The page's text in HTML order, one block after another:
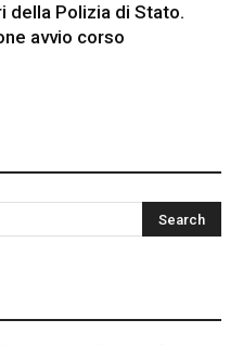
della Polizia di Stato.
avvio corso